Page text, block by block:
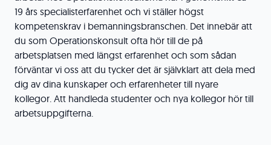
19 års specialisterfarenhet och vi ställer högst
kompetenskrav i bemanningsbranschen. Det innebär att
du som Operationskonsult ofta hör till de på
arbetsplatsen med längst erfarenhet och som sådan
förväntar vi oss att du tycker det är självklart att dela med
dig av dina kunskaper och erfarenheter till nyare
kollegor. Att handleda studenter och nya kollegor hör till
arbetsuppgifterna.